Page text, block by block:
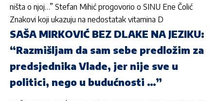
ništa o njoj…” Stefan Mihić progovorio o SINU Ene Čolić
Znakovi koji ukazuju na nedostatak vitamina D
SAŠA MIRKOVIĆ BEZ DLAKE NA JEZIKU:
“Razmišljam da sam sebe predložim za
predsjednika Vlade, jer nije sve u
politici, nego u budućnosti …”